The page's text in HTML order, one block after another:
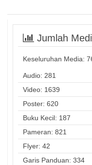
Jumlah
Keseluruhan Media:
Audio: 281
Video: 1639
Poster: 620
Buku Kecil: 187
Pameran: 821
Flyer: 42
Garis Panduan: 334